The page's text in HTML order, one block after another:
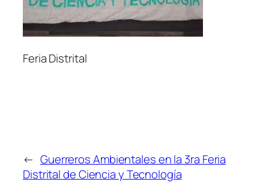
Feria Distrital
← Guerreros Ambientales en la 3ra Feria
Distrital de Ciencia y Tecnología